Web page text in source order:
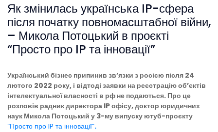
Як змінилась українська IP-сфера
після початку повномасштабної війни,
– Микола Потоцький в проєкті
“Просто про IP та інновації”
Український бізнес припинив звʼязки з росією після 24
лютого 2022 року, і відтоді заявки на реєстрацію обʼєктів
інтелектуальної власності в рф не подаються. Про це
розповів радник директора IP офісу, доктор юридичних
наук Микола Потоцький у 3-му випуску ютуб-проєкту
“Просто про IP та інновації”.